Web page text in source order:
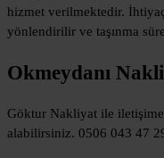
hizmet verilmektedir.
yönlendirilir ve taşınma
Okmeydanı
Göktur Nakliyat ile iletişime
alabilirsiniz. 0506 043 47